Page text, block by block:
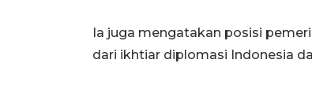
Ia juga mengatakan posisi
dari ikhtiar diplomasi Indonesia